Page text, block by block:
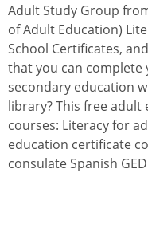
Adult Study Group
of Adult Education)
School Certificates,
that you can complete
secondary education
library? This free
courses: Literacy for
education certificate
consulate Spanish